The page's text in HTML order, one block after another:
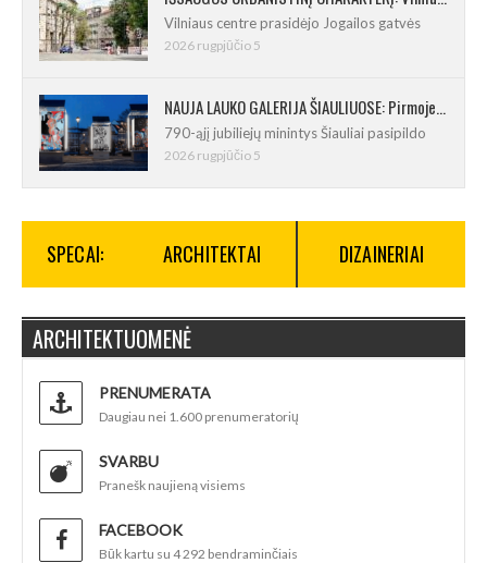
Vilniaus centre prasidėjo Jogailos gatvės
2026 rugpjūčio 5
NAUJA LAUKO GALERIJA ŠIAULIUOSE: Pirmoje ekspozicijoje – Eduardo Juchnevičiaus kūryba
790-ąjį jubiliejų minintys Šiauliai pasipildo
2026 rugpjūčio 5
SPECAI: ARCHITEKTAI DIZAINERIAI
ARCHITEKTUOMENĖ
PRENUMERATA
Daugiau nei 1.600 prenumeratorių
SVARBU
Pranešk naujieną visiems
FACEBOOK
Būk kartu su 4 292 bendraminčiais